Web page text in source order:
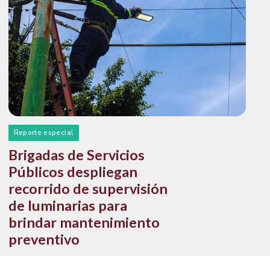
Reporte especial
Brigadas de Servicios
Públicos despliegan
recorrido de supervisión
de luminarias para
brindar mantenimiento
preventivo